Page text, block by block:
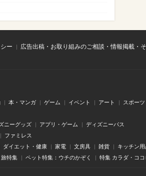
ー
広告出稿・お取り組みのご相談・情報掲載・
本・マンガ ゲーム イベント アート スポーツ
ニーグッズ アプリ・ゲーム ディズニーパス
ファミレス
ダイエット・健康 家電 文房具 雑貨 キッチン用
特集 ペット特集：ウチのかぞく 特集 カラダ・ココ